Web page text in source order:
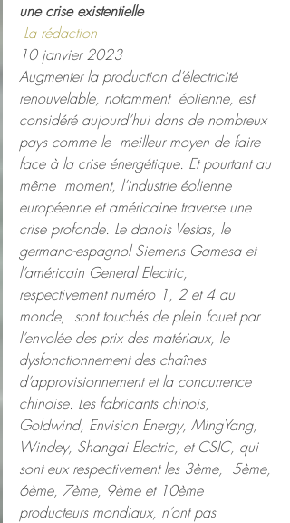
une crise existentielle
La rédaction
10 janvier 2023
Augmenter la production d’électricité
renouvelable, notamment  éolienne, est
considéré aujourd’hui dans de nombreux
pays comme le  meilleur moyen de faire
face à la crise énergétique. Et pourtant au
même  moment, l’industrie éolienne
européenne et américaine traverse une
crise profonde. Le danois Vestas, le
germano-espagnol Siemens Gamesa et
l’américain General Electric,
respectivement numéro 1, 2 et 4 au
monde,  sont touchés de plein fouet par
l’envolée des prix des matériaux, le
dysfonctionnement des chaînes
d’approvisionnement et la concurrence
chinoise. Les fabricants chinois,
Goldwind, Envision Energy, MingYang,
Windey, Shangai Electric, et CSIC, qui
sont eux respectivement les 3ème,  5ème,
6ème, 7ème, 9ème et 10ème
producteurs mondiaux, n’ont pas